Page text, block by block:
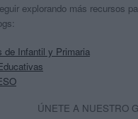
explorando más recursos
de Infantil y Primaria
ÚNETE A NUESTRO